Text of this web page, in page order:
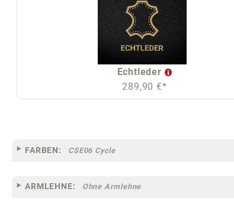
Echtleder
289,90 €*
FARBEN: CSE06 Cycle
ARMLEHNE: Ohne Armlehne